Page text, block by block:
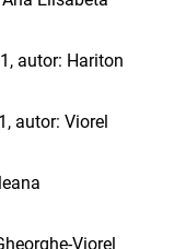
autor: Hariton
autor: Viorel
Viorel